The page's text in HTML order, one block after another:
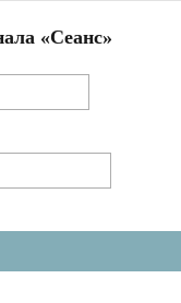
«Сеанс»